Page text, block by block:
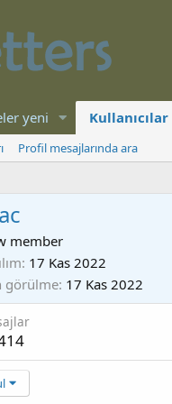
yeni Kullanıcılar
Profil mesajlarında ara
member
17 Kas 2022
görülme 17 Kas 2022